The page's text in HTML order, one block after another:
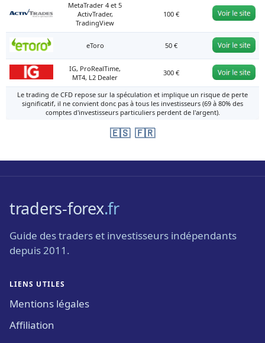
MetaTrader 4 et 5
ActivTrader,
TradingView
100 €
eToro 50 €
IG, ProRealTime,
MT4, L2 Dealer
300 €
Le trading de CFD repose sur la spéculation et implique un risque de perte
significatif, il ne convient donc pas à tous les investisseurs (69 à 80% des
comptes d'investisseurs particuliers perdent de l'argent).
🇪🇸 🇫🇷
traders-forex.fr
Guide des traders et investisseurs indépendants
depuis 2011.
LIENS UTILES
Mentions légales
Affiliation